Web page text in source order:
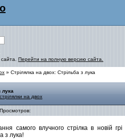
Перейти на полную версию сайта.
» Стрілялка на двох: Стрільба з лука
лука
на двох
самого влучного стрілка в новій грі
з лука!